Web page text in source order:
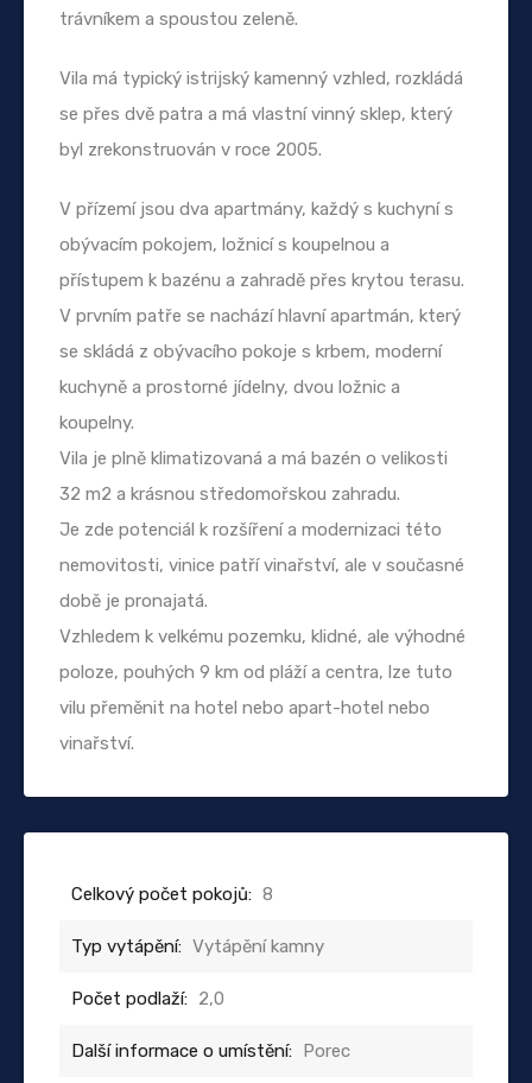
trávníkem a spoustou zeleně.
Vila má typický istrijský kamenný vzhled, rozkládá
se přes dvě patra a má vlastní vinný sklep, který
byl zrekonstruován v roce 2005.
V přízemí jsou dva apartmány, každý s kuchyní s
obývacím pokojem, ložnicí s koupelnou a
přístupem k bazénu a zahradě přes krytou terasu.
V prvním patře se nachází hlavní apartmán, který
se skládá z obývacího pokoje s krbem, moderní
kuchyně a prostorné jídelny, dvou ložnic a
koupelny.
Vila je plně klimatizovaná a má bazén o velikosti
32 m2 a krásnou středomořskou zahradu.
Je zde potenciál k rozšíření a modernizaci této
nemovitosti, vinice patří vinařství, ale v současné
době je pronajatá.
Vzhledem k velkému pozemku, klidné, ale výhodné
poloze, pouhých 9 km od pláží a centra, lze tuto
vilu přeměnit na hotel nebo apart-hotel nebo
vinařství.
Celkový počet pokojů: 8
Typ vytápění: Vytápění kamny
Počet podlaží: 2,0
Další informace o umístění: Porec